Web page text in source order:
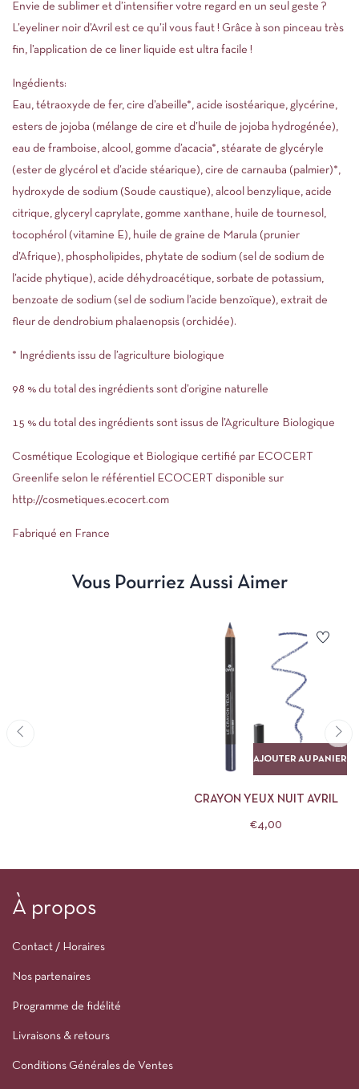
Envie de sublimer et d’intensifier votre regard en un seul geste ?
L’eyeliner noir d’Avril est ce qu’il vous faut ! Grâce à son pinceau très
fin, l’application de ce liner liquide est ultra facile !
Ingédients:
Eau, tétraoxyde de fer, cire d’abeille*, acide isostéarique, glycérine,
esters de jojoba (mélange de cire et d’huile de jojoba hydrogénée),
eau de framboise, alcool, gomme d’acacia*, stéarate de glycéryle
(ester de glycérol et d’acide stéarique), cire de carnauba (palmier)*,
hydroxyde de sodium (Soude caustique), alcool benzylique, acide
citrique, glyceryl caprylate, gomme xanthane, huile de tournesol,
tocophérol (vitamine E), huile de graine de Marula (prunier
d’Afrique), phospholipides, phytate de sodium (sel de sodium de
l’acide phytique), acide déhydroacétique, sorbate de potassium,
benzoate de sodium (sel de sodium l’acide benzoïque), extrait de
fleur de dendrobium phalaenopsis (orchidée).
* Ingrédients issu de l’agriculture biologique
98 % du total des ingrédients sont d’origine naturelle
15 % du total des ingrédients sont issus de l’Agriculture Biologique
Cosmétique Ecologique et Biologique certifié par ECOCERT
Greenlife selon le référentiel ECOCERT disponible sur
http://cosmetiques.ecocert.com
Fabriqué en France
Vous Pourriez Aussi Aimer
AJOUTER AU PANIER
CRAYON YEUX NUIT AVRIL
€4,00
À propos
Contact / Horaires
Nos partenaires
Programme de fidélité
Livraisons & retours
Conditions Générales de Ventes